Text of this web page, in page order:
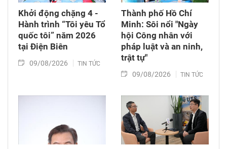
Khởi động chặng 4 -
Hành trình “Tôi yêu Tổ
quốc tôi” năm 2026
tại Điện Biên
09/08/2026 TIN TỨC
Thành phố Hồ Chí
Minh: Sôi nổi "Ngày
hội Công nhân với
pháp luật và an ninh,
trật tự"
09/08/2026 TIN TỨC